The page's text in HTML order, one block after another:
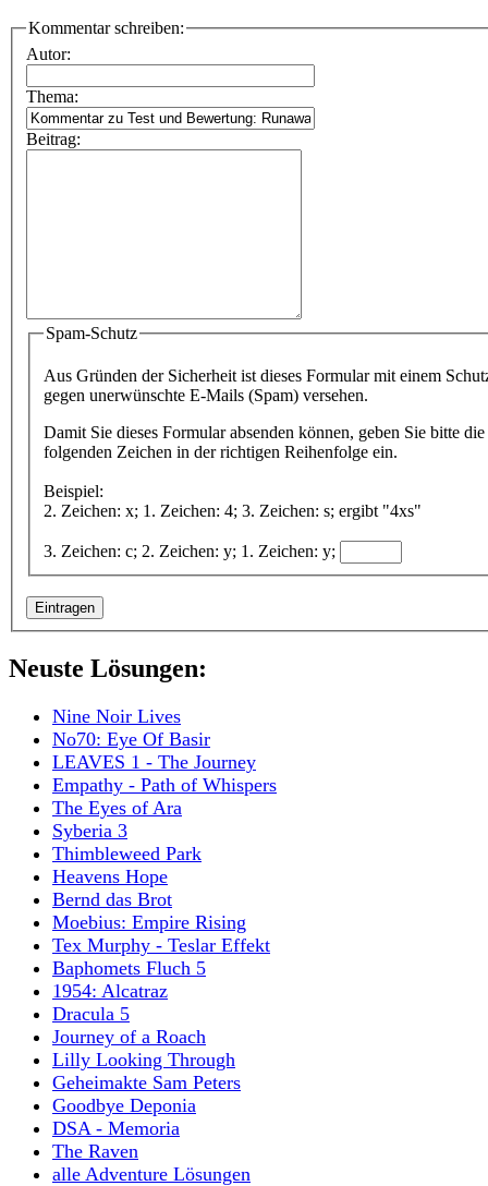
Kommentar schreiben:
Autor:
Thema:
Beitrag:
Spam-Schutz
Aus Gründen der Sicherheit ist dieses Formular mit einem
gegen unerwünschte E-Mails (Spam) versehen.
Damit Sie dieses Formular absenden können, geben Sie bitte die
folgenden Zeichen in der richtigen Reihenfolge ein.
Beispiel:
2. Zeichen: x; 1. Zeichen: 4; 3. Zeichen: s; ergibt "4xs"
3. Zeichen: c; 2. Zeichen: y; 1. Zeichen: y;
Neuste Lösungen:
Nine Noir Lives
No70: Eye Of Basir
LEAVES 1 - The Journey
Empathy - Path of Whispers
The Eyes of Ara
Syberia 3
Thimbleweed Park
Heavens Hope
Bernd das Brot
Moebius: Empire Rising
Tex Murphy - Teslar Effekt
Baphomets Fluch 5
1954: Alcatraz
Dracula 5
Journey of a Roach
Lilly Looking Through
Geheimakte Sam Peters
Goodbye Deponia
DSA - Memoria
The Raven
alle Adventure Lösungen